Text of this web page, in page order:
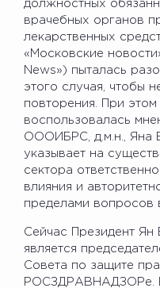
должностных
врачебных органов
лекарственных
«Московские
News») пыталась
этого случая, чтобы
повторения. При этом
воспользовалась
ОООИБРС, д.м.н., Яна
указывает на
сектора
влияния и
пределами вопросов
Сейчас Президент Ян
является
Совета по защите
РОСЗДРАВНАДЗОРе.